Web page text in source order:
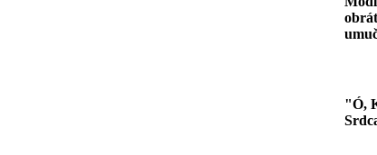
"Ó,